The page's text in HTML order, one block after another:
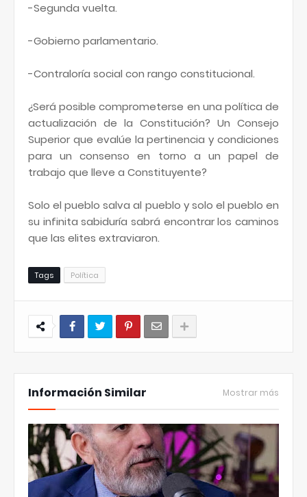
-Segunda vuelta.
-Gobierno parlamentario.
-Contraloría social con rango constitucional.
¿Será posible comprometerse en una política de
actualización de la Constitución? Un Consejo
Superior que evalúe la pertinencia y condiciones
para un consenso en torno a un papel de
trabajo que lleve a Constituyente?
Solo el pueblo salva al pueblo y solo el pueblo en
su infinita sabiduría sabrá encontrar los caminos
que las elites extraviaron.
Tags Política
Información Similar Mostrar más